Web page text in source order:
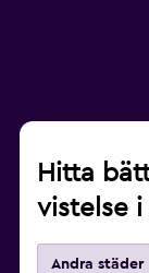
Hitta
vistelse i
Andra städer